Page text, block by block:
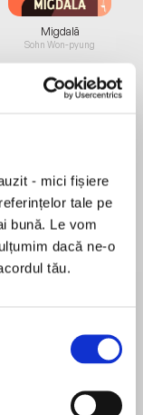
- mici fișiere
tale pe
bună. Le vom
dacă ne-o
tău.
Migdală
Sohn Won-pyung
Good Grades
the insider
grade. The
about how
bearing"
of Art